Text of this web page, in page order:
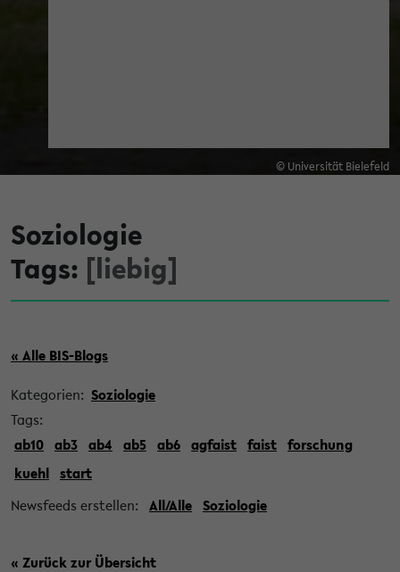
© Universität Bielefeld
Soziologie
Tags: [liebig]
« Alle BIS-Blogs
Kategorien: Soziologie
Tags:
ab10 ab3 ab4 ab5 ab6 agfaist faist forschung
kuehl start
Newsfeeds erstellen: All/Alle Soziologie
« Zurück zur Übersicht